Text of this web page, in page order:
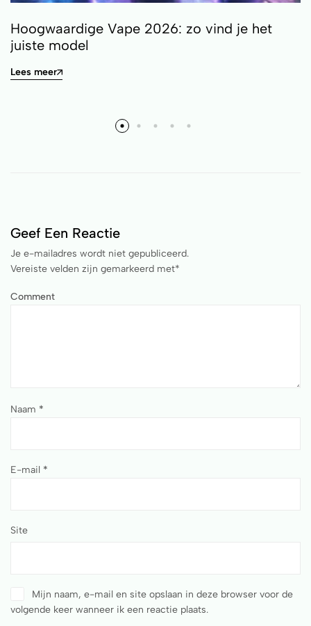
Hoogwaardige Vape 2026: zo vind je het
juiste model
Lees meer
Geef Een Reactie
Je e-mailadres wordt niet gepubliceerd.
Vereiste velden zijn gemarkeerd met*
Comment
Naam *
E-mail *
Site
Mijn naam, e-mail en site opslaan in deze browser voor de
volgende keer wanneer ik een reactie plaats.